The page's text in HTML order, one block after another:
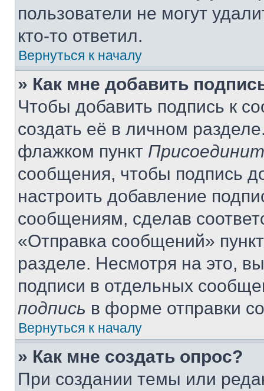
пользователи не могут
кто-то ответил.
Вернуться к началу
» Как мне добавить
Чтобы добавить подпись к
создать её в личном
флажком пункт
сообщения, чтобы подпись
настроить добавление
сообщениям, сделав
«Отправка сообщений»
разделе. Несмотря на это,
подписи в отдельных
подпись в форме отправки
Вернуться к началу
» Как мне создать опрос?
При создании темы или